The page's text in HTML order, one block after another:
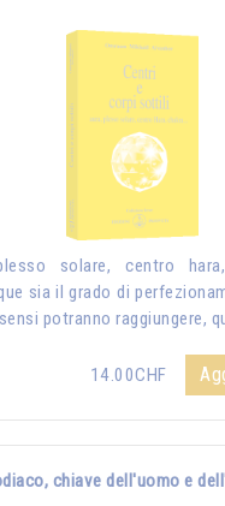
solare, centro
sia il grado di
potranno raggiungere,
14.00CHF
chiave dell'uomo e